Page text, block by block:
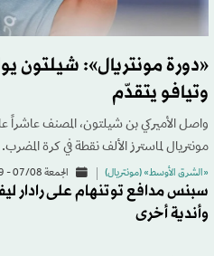
«دورة مونتريال»: شيلتون
وتيافو يتقدّم
واصل الأميركي بن شيلتون، المصنف عاشراً
مونتريال لماسترز الألف نقطة في كرة المضرب.
«الشرق الأوسط» (مونتريال) الجمعة 07/08 - 22:59
سبنس مدافع توتنهام على رادار
وأندية أخرى